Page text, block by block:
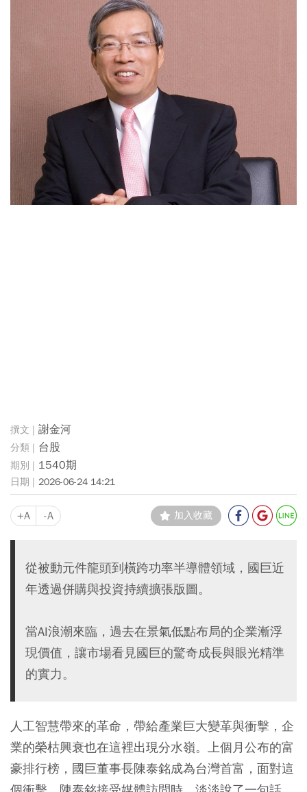
謝金河
台股
1540期
2026-06-24 14:21
+A -A 加入收藏
從被動元件龍頭到橫跨功率半導體領域，國巨近
年透過併購與投資持續擴張版圖。
當AI浪潮來臨，過去在景氣低點布局的企業漸浮
現價值，讓市場看見國巨的驚奇成長與眼光精準
的實力。
人工智慧帶來的革命，帶給產業巨大變革與衝擊，企
業的榮枯興衰也在這裡出現分水嶺。上個月公布的富
豪排行榜，國巨董事長陳泰銘成為台灣首富，面對這